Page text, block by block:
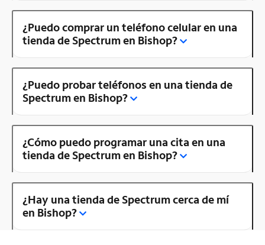
¿Puedo comprar un teléfono celular en una
tienda de Spectrum en Bishop?
¿Puedo probar teléfonos en una tienda de
Spectrum en Bishop?
¿Cómo puedo programar una cita en una
tienda de Spectrum en Bishop?
¿Hay una tienda de Spectrum cerca de mí
en Bishop?